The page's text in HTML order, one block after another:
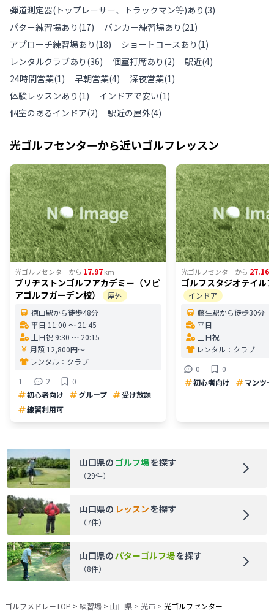
弾道測定器(トップレーサー、トラックマン等)あり (3)
パター練習場あり (17) バンカー練習場あり (21)
アプローチ練習場あり (18) ショートコースあり (1)
レンタルクラブあり (36) 個室打席あり (2) 駅近(4)
24時間営業(1) 早朝営業(4) 深夜営業(1)
体験レッスンあり (1) インドアで安い(1)
個室のあるインドア(2) 駅近の屋外(4)
光ゴルフセンターから近いゴルフレッスン
光ゴルフセンターから 17.97km
ブリヂストンゴルフアカデミー（ソピ
アゴルフガーデン校）
屋外
徳山駅から徒歩48分
平日 11:00 〜 21:45
土日祝 9:30 〜 20:15
月額 12,800円〜
レンタル： クラブ
1
2
0
初心者向け
グループ
受け放題
練習利用可
光ゴルフセンターから 27.16
ゴルフスタジオテイル
インドア
藤生駅から徒歩30分
平日 -
土日祝 -
レンタル： クラブ
0
0
初心者向け
マンツ
山口県の ゴルフ場を探す
（29件）
山口県の レッスンを探す
（7件）
山口県のパターゴルフ場を探す
（8件）
ゴルフメドレーTOP > 練習場 > 山口県 > 光市 > 光ゴルフセンター